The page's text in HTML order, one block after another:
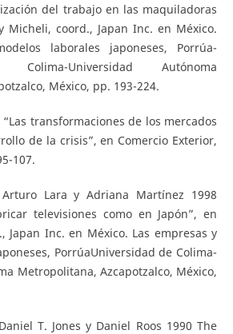
del trabajo en las maquiladoras
Micheli, coord., Japan Inc. en México.
laborales japoneses, Porrúa-
Universidad Autónoma
México, pp. 193-224.
transformaciones de los mercados
de la crisis”, en Comercio Exterior,
107.
Lara y Adriana Martínez 1998
televisiones como en Japón”, en
Japan Inc. en México. Las empresas y
PorrúaUniversidad de Colima-
Metropolitana, Azcapotzalco, México,
T. Jones y Daniel Roos 1990 The